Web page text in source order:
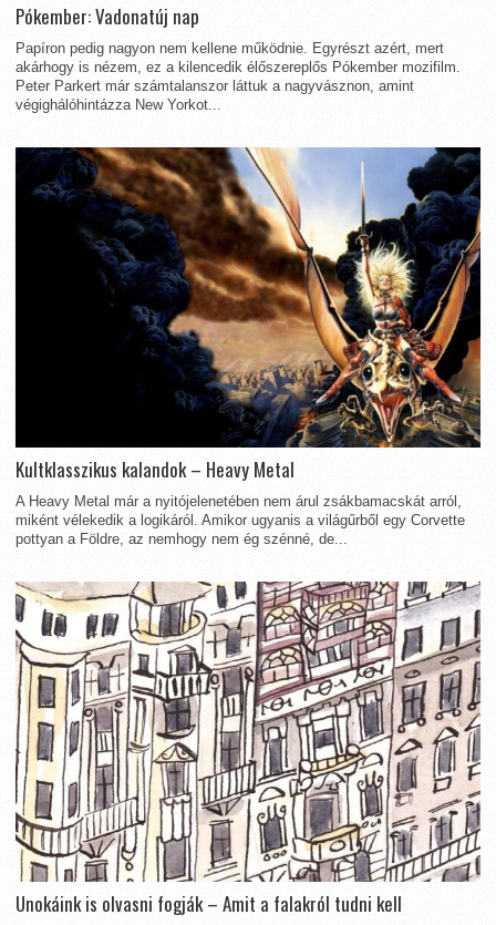
Pókember: Vadonatúj nap
Papíron pedig nagyon nem kellene működnie. Egyrészt azért, mert
akárhogy is nézem, ez a kilencedik élőszereplős Pókember mozifilm.
Peter Parkert már számtalanszor láttuk a nagyvásznon, amint
végighálóhintázza New Yorkot...
Kultklasszikus kalandok – Heavy Metal
A Heavy Metal már a nyitójelenetében nem árul zsákbamacskát arról,
miként vélekedik a logikáról. Amikor ugyanis a világűrből egy Corvette
pottyan a Földre, az nemhogy nem ég szénné, de...
Unokáink is olvasni fogják – Amit a falakról tudni kell